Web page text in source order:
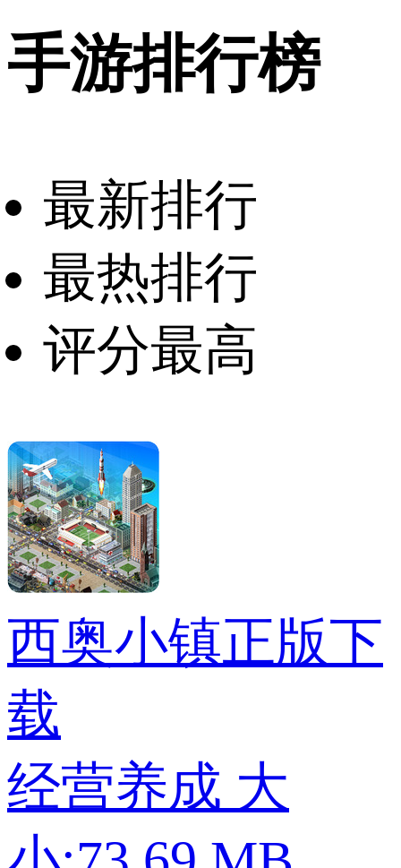
手游排行榜
最新排行
最热排行
评分最高
西奥小镇正版下
载
经营养成 大